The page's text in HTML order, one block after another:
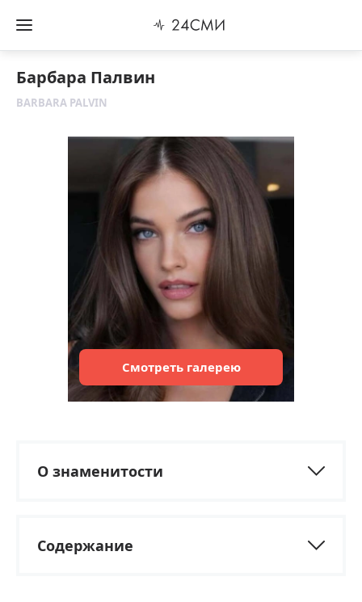
Барбара Палвин
BARBARA PALVIN
Смотреть галерею
О знаменитости
Содержание